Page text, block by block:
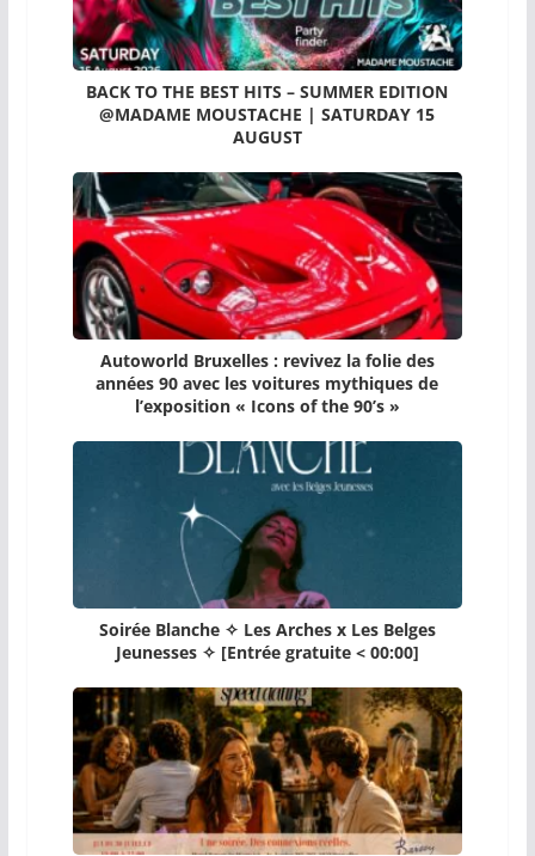
BACK TO THE BEST HITS – SUMMER EDITION
@MADAME MOUSTACHE | SATURDAY 15
AUGUST
Autoworld Bruxelles : revivez la folie des
années 90 avec les voitures mythiques de
l’exposition « Icons of the 90’s »
Soirée Blanche ✧ Les Arches x Les Belges
Jeunesses ✧ [Entrée gratuite < 00:00]